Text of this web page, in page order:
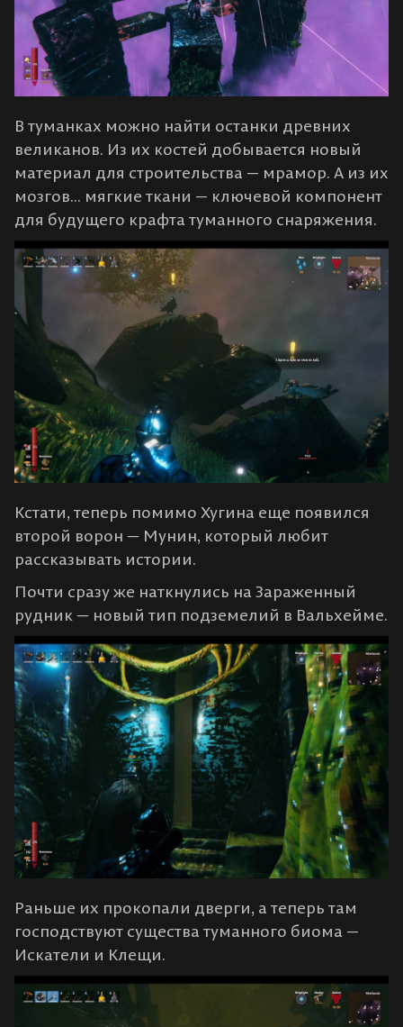
В туманках можно найти останки древних
великанов. Из их костей добывается новый
материал для строительства — мрамор. А из их
мозгов... мягкие ткани — ключевой компонент
для будущего крафта туманного снаряжения.
Кстати, теперь помимо Хугина еще появился
второй ворон — Мунин, который любит
рассказывать истории.
Почти сразу же наткнулись на Зараженный
рудник — новый тип подземелий в Вальхейме.
Раньше их прокопали дверги, а теперь там
господствуют существа туманного биома —
Искатели и Клещи.